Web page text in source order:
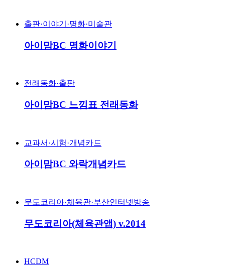
출판·이야기·명화·미술관
아이맘BC 명화이야기
전래동화·출판
아이맘BC 느낌표 전래동화
교과서·시험·개념카드
아이맘BC 와락개념카드
무도코리아·체육관·부산인터넷방송
무도코리아(체육관앱) v.2014
HCDM